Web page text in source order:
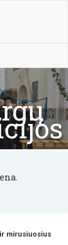
mirusiuosius